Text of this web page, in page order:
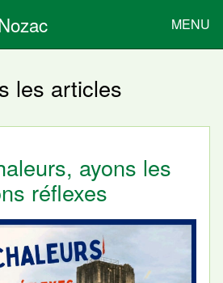
MENU
les articles
ayons les
réflexes